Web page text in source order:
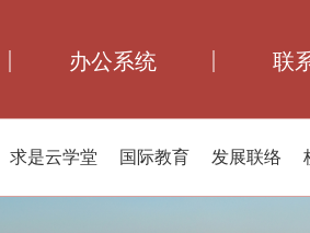
办公系统 联
求是云学堂 国际教育 发展联络